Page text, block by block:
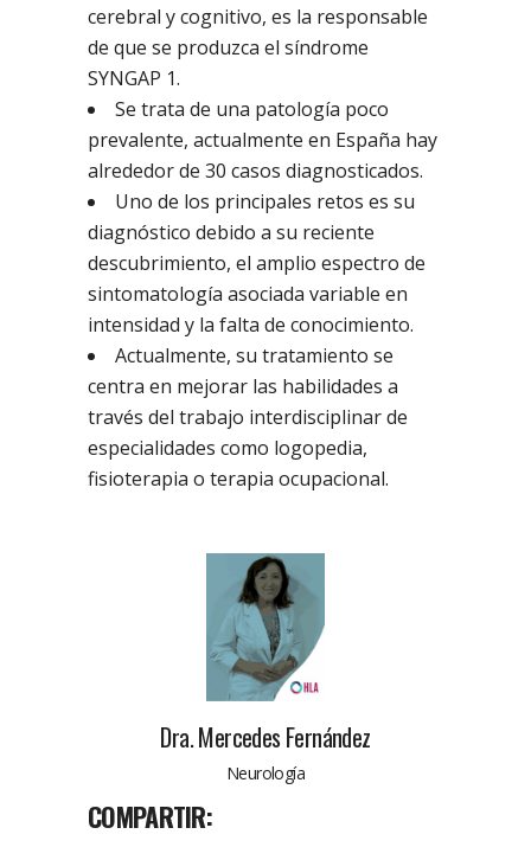
cerebral y cognitivo, es la responsable
de que se produzca el síndrome
SYNGAP 1.
Se trata de una patología poco
prevalente, actualmente en España hay
alrededor de 30 casos diagnosticados.
Uno de los principales retos es su
diagnóstico debido a su reciente
descubrimiento, el amplio espectro de
sintomatología asociada variable en
intensidad y la falta de conocimiento.
Actualmente, su tratamiento se
centra en mejorar las habilidades a
través del trabajo interdisciplinar de
especialidades como logopedia,
fisioterapia o terapia ocupacional.
Dra. Mercedes Fernández
Neurología
COMPARTIR: